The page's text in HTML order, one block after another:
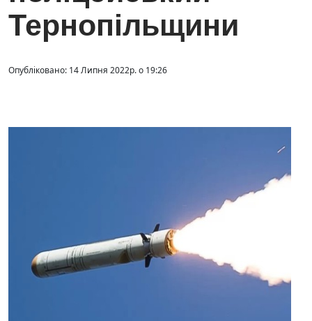
Тернопільщини
Опубліковано: 14 Липня 2022р. о 19:26